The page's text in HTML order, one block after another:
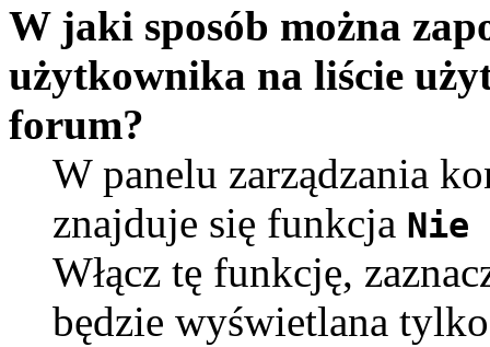
W jaki sposób można
użytkownika na liście
forum?
W panelu zarządzania
znajduje się funkcja Nie
Włącz tę funkcję,
będzie wyświetlana